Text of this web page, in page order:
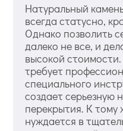
Натуральный
всегда статусно,
Однако позволить
далеко не все, и
высокой
требует
специального
создает серьезную
перекрытия. К тому
нуждается в